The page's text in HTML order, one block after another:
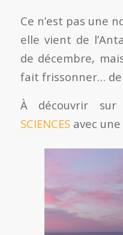
Ce n’est pas une
elle vient de
de décembre,
fait frissonner… de
À découvrir
SCIENCESavec